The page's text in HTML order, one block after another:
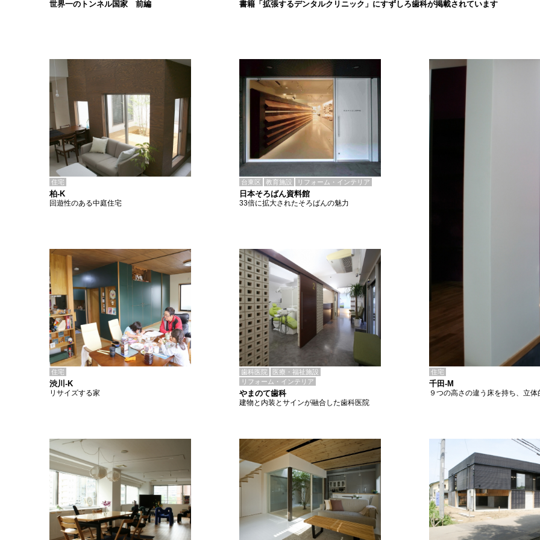
書籍「拡張するデンタルクリニック」にすずしろ歯科が掲載されています
世界一のトンネル国家 前編
住宅
柏-K
回遊性のある中庭住宅
台東区 教育施設 リフォーム・インテリア
日本そろばん資料館
33倍に拡大されたそろばんの魅力
住宅
渋川-K
リサイズする家
歯科医院
医療・福祉施設
リフォーム・インテリア
やまのて歯科
建物と内装とサインが融合した歯科医院
住宅
千田-M
９つの高さの違う床を持ち、立体